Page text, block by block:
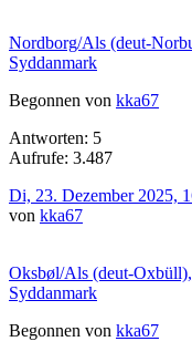
Nordborg/Als (deut-
Syddanmark
Begonnen von kka67
Antworten: 5
Aufrufe: 3.487
Di, 23. Dezember 2025,
von kka67
Oksbøl/Als (deut-
Syddanmark
Begonnen von kka67